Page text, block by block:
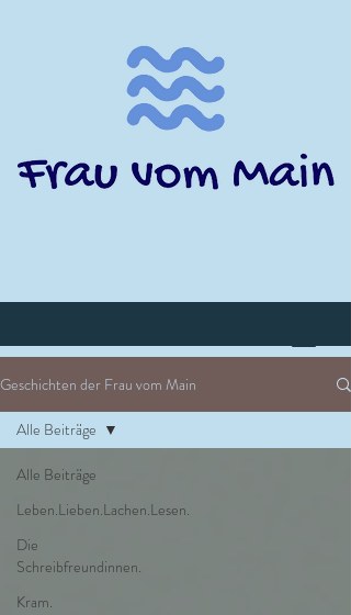
Geschichten der Frau vom Main
Alle Beiträge
Leben.Lieben.Lachen.Lesen.
Die
Schreibfreundinnen.
Kram.
Alle Beiträge